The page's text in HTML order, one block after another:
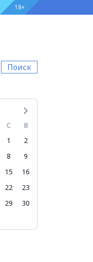
18+
Поиск
С
В
1
2
8
9
15
16
22
23
29
30